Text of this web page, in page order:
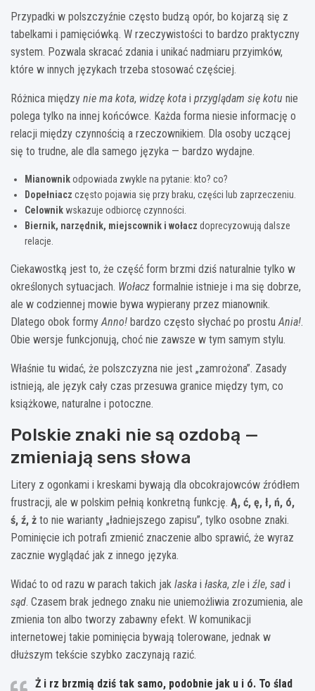
Przypadki w polszczyźnie często budzą opór, bo kojarzą się z
tabelkami i pamięciówką. W rzeczywistości to bardzo praktyczny
system. Pozwala skracać zdania i unikać nadmiaru przyimków,
które w innych językach trzeba stosować częściej.
Różnica między nie ma kota, widzę kota i przyglądam się kotu nie
polega tylko na innej końcówce. Każda forma niesie informację o
relacji między czynnością a rzeczownikiem. Dla osoby uczącej
się to trudne, ale dla samego języka — bardzo wydajne.
Mianownikodpowiada zwykle na pytanie: kto? co?
Dopełniacz często pojawia się przy braku, części lub zaprzeczeniu.
Celownik wskazuje odbiorcę czynności.
Biernik, narzędnik, miejscownik i wołacz doprecyzowują dalsze
relacje.
Ciekawostką jest to, że część form brzmi dziś naturalnie tylko w
określonych sytuacjach. Wołacz formalnie istnieje i ma się dobrze,
ale w codziennej mowie bywa wypierany przez mianownik.
Dlatego obok formy Anno! bardzo często słychać po prostu Ania!.
Obie wersje funkcjonują, choć nie zawsze w tym samym stylu.
Właśnie tu widać, że polszczyzna nie jest „zamrożona”. Zasady
istnieją, ale język cały czas przesuwa granice między tym, co
książkowe, naturalne i potoczne.
Polskie znaki nie są ozdobą —
zmieniają sens słowa
Litery z ogonkami i kreskami bywają dla obcokrajowców źródłem
frustracji, ale w polskim pełnią konkretną funkcję. Ą, ć, ę, ł, ń, ó,
ś, ź, ż to nie warianty „ładniejszego zapisu”, tylko osobne znaki.
Pominięcie ich potrafi zmienić znaczenie albo sprawić, że wyraz
zacznie wyglądać jak z innego języka.
Widać to od razu w parach takich jak laska i łaska, zle i źle, sad i
sąd. Czasem brak jednego znaku nie uniemożliwia zrozumienia, ale
zmienia ton albo tworzy zabawny efekt. W komunikacji
internetowej takie pominięcia bywają tolerowane, jednak w
dłuższym tekście szybko zaczynają razić.
Ż i rz brzmią dziś tak samo, podobnie jak u i ó. To ślad